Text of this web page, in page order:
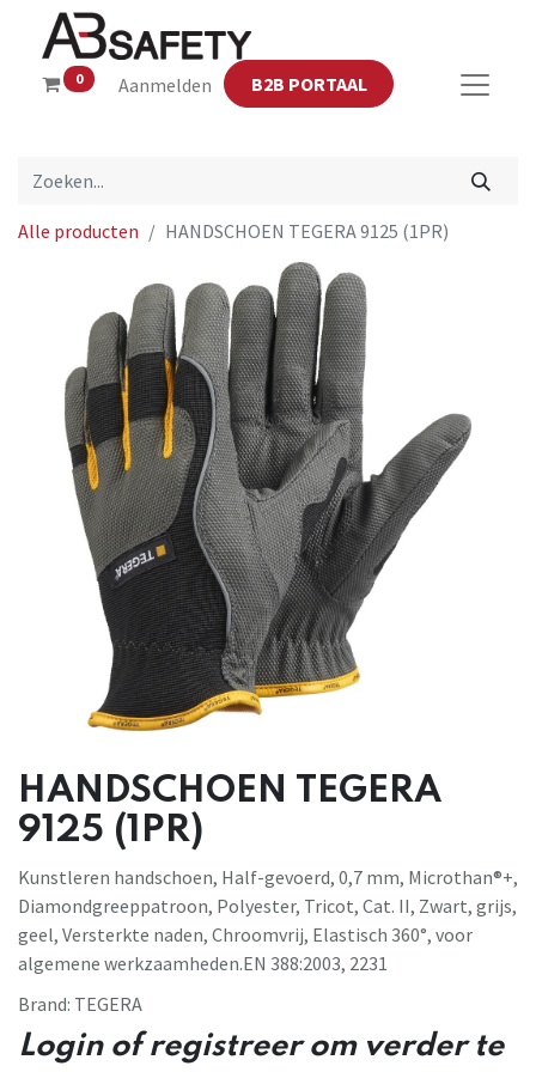
0 Aanmelden B2B PORTAAL
Alle producten HANDSCHOEN TEGERA 9125 (1PR)
HANDSCHOEN TEGERA
9125 (1PR)
Kunstleren handschoen, Half-gevoerd, 0,7 mm, Microthan®+,
Diamondgreeppatroon, Polyester, Tricot, Cat. II, Zwart, grijs,
geel, Versterkte naden, Chroomvrij, Elastisch 360°, voor
algemene werkzaamheden.EN 388:2003, 2231
Brand: TEGERA
Login of registreer om verder te